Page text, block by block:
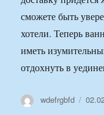
сможете быть
хотели. Теперь
иметь
отдохнуть в
Автор
wdefrgbfd